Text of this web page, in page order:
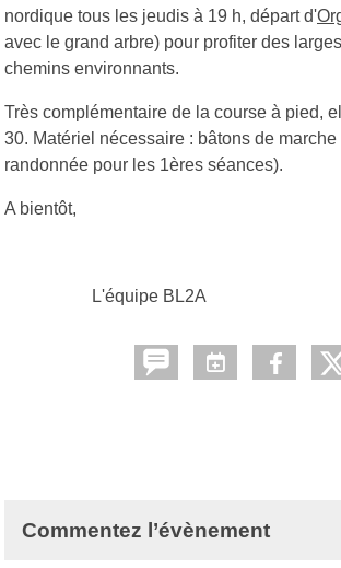
nordique tous les jeudis à 19 h, départ d'
avec le grand arbre) pour profiter des
chemins environnants.
Très complémentaire de la course à pied,
30. Matériel nécessaire : bâtons de
randonnée pour les 1ères séances).
A bientôt,
L'équipe BL2A
Commentez l’évènement